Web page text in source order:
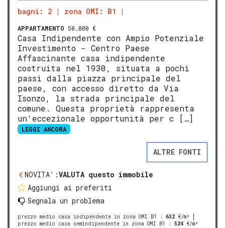
bagni: 2 zona OMI: B1
APPARTAMENTO 50.000 €
Casa Indipendente con Ampio Potenziale
Investimento - Centro Paese
Affascinante casa indipendente
costruita nel 1930, situata a pochi
passi dalla piazza principale del
paese, con accesso diretto da Via
Isonzo, la strada principale del
comune. Questa proprietà rappresenta
un'eccezionale opportunità per c […]
LEGGI ANCORA
ALTRE FONTI
NOVITA':VALUTA questo immobile
Aggiungi ai preferiti
Segnala un problema
prezzo medio casa indipendente in zona OMI B1 : 632 €/m²
prezzo medio casa semindipendente in zona OMI B1
: 524 €/m²